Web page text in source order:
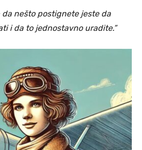
da nešto postignete jeste da
i da to jednostavno uradite.”